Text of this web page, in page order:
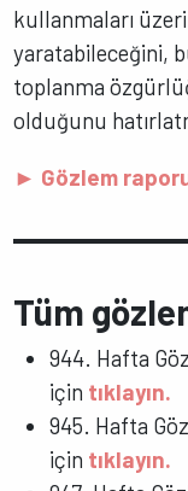
kullanmaları
yaratabileceğini,
toplanma
olduğunu
► Gözlem
Tüm
944. Hafta
için tıklayın.
945. Hafta
için tıklayın.